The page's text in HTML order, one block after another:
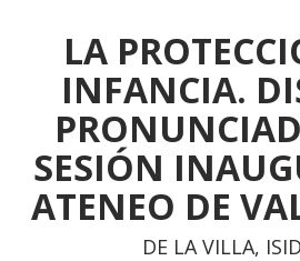
LA
INFANCIA.
SESIÓN
ATENEO DE
DE LA VILLA,